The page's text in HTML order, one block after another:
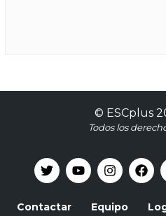
© ESCplus
Todos los
Contactar Equipo